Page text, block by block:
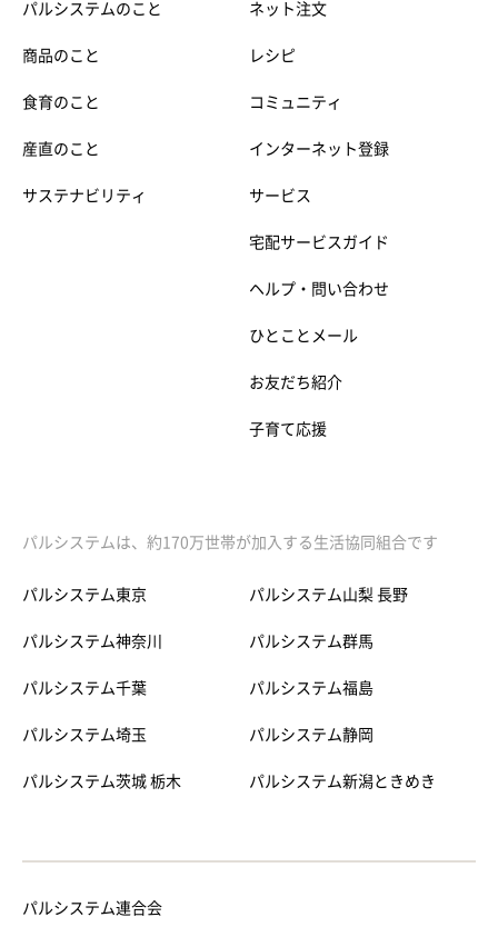
パルシステムのこと
商品のこと
食育のこと
産直のこと
サステナビリティ
ネット注文
レシピ
コミュニティ
インターネット登録
サービス
宅配サービスガイド
ヘルプ・問い合わせ
ひとことメール
お友だち紹介
子育て応援
パルシステムは、約170万世帯が加入する生活協同組合です
パルシステム東京
パルシステム神奈川
パルシステム千葉
パルシステム埼玉
パルシステム茨城 栃木
パルシステム山梨 長野
パルシステム群馬
パルシステム福島
パルシステム静岡
パルシステム新潟ときめき
パルシステム連合会